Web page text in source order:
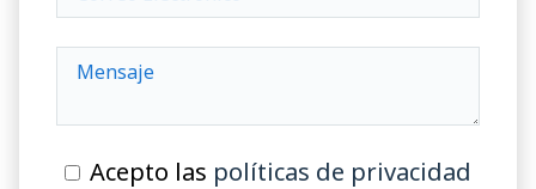
Acepto las políticas de privacidad